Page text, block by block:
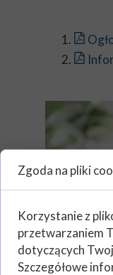
Zgoda na pliki
Korzystanie z
przetwarzaniem
dotyczących
Szczegółowe